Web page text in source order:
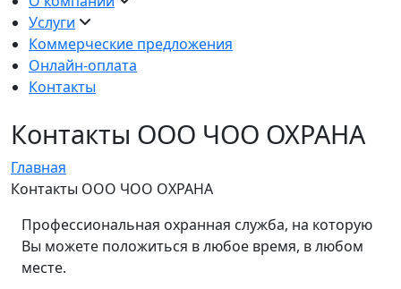
Услуги
Коммерческие предложения
Онлайн-оплата
Контакты
Контакты ООО ЧОО ОХРАНА
Главная
Контакты ООО ЧОО ОХРАНА
Профессиональная охранная служба, на которую
Вы можете положиться в любое время, в любом
месте.